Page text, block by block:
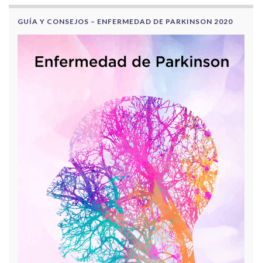
GUÍA Y CONSEJOS – ENFERMEDAD DE PARKINSON 2020